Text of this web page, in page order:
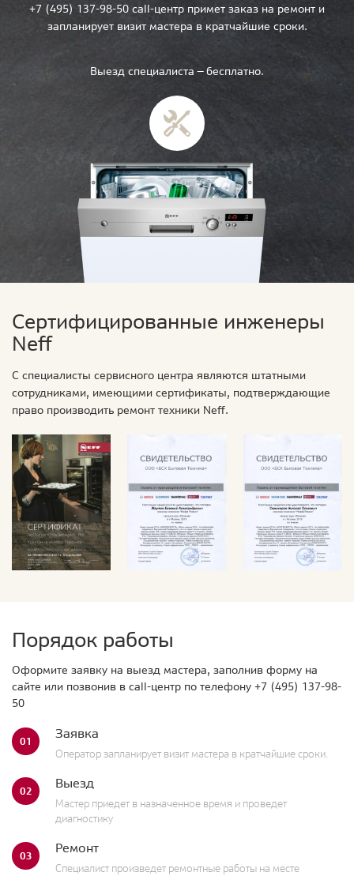
+7 (495) 137-98-50 call-центр примет заказ на ремонт и
запланирует визит мастера в кратчайшие сроки.
Выезд специалиста — бесплатно.
Сертифицированные инженеры
Neff
С специалисты сервисного центра являются штатными
сотрудниками, имеющими сертификаты, подтверждающие
право производить ремонт техники Neff.
Порядок работы
Оформите заявку на выезд мастера, заполнив форму на
сайте или позвонив в call-центр по телефону +7 (495) 137-98-
50
01 Заявка
Оператор запланирует визит мастера в кратчайшие сроки.
02 Выезд
Мастер приедет в назначенное время и проведет
диагностику
03 Ремонт
Специалист произведет ремонтные работы на месте